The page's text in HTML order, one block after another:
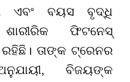
ଏବଂ ବୟସ ବୃଦ୍ଧି
ଫିଟନେସ୍
ତାଙ୍କ ଟ୍ରେନର
ବିଜୟଙ୍କ